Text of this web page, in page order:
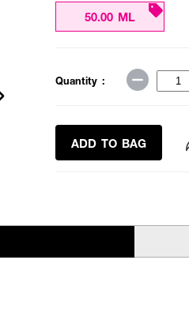
50.00 ML
Quantity :
ADD TO BAG